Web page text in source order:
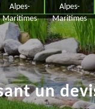
Alpes-
Maritimes
Alpes-
Maritimes
un